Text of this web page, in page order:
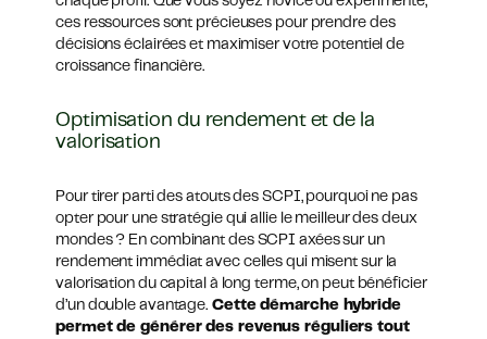
ces ressources sont précieuses pour prendre des
décisions éclairées et maximiser votre potentiel de
croissance financière.
Optimisation du rendement et de la
valorisation
Pour tirer parti des atouts des SCPI, pourquoi ne pas
opter pour une stratégie qui allie le meilleur des deux
mondes ? En combinant des SCPI axées sur un
rendement immédiat avec celles qui misent sur la
valorisation du capital à long terme, on peut bénéficier
d’un double avantage. Cette démarche hybride
permet de générer des revenus réguliers tout